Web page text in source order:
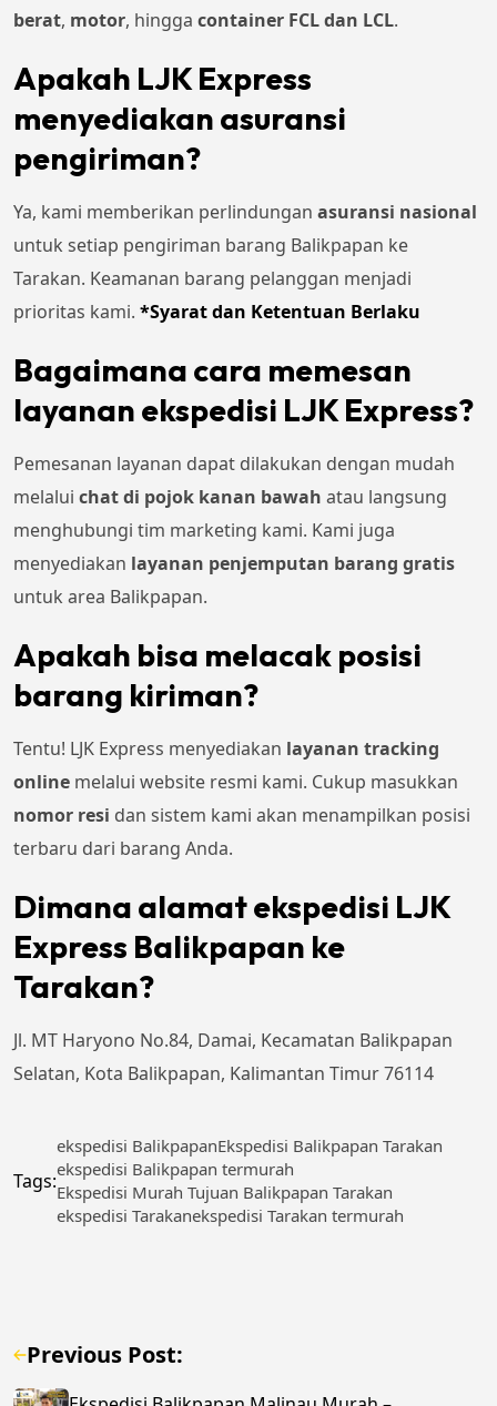
berat, motor, hingga container FCL dan LCL.
Apakah LJK Express
menyediakan asuransi
pengiriman?
Ya, kami memberikan perlindungan asuransi nasional
untuk setiap pengiriman barang Balikpapan ke
Tarakan. Keamanan barang pelanggan menjadi
prioritas kami. *Syarat dan Ketentuan Berlaku
Bagaimana cara memesan
layanan ekspedisi LJK Express?
Pemesanan layanan dapat dilakukan dengan mudah
melalui chat di pojok kanan bawah atau langsung
menghubungi tim marketing kami. Kami juga
menyediakan layanan penjemputan barang gratis
untuk area Balikpapan.
Apakah bisa melacak posisi
barang kiriman?
Tentu! LJK Express menyediakan layanan tracking
online melalui website resmi kami. Cukup masukkan
nomor resi dan sistem kami akan menampilkan posisi
terbaru dari barang Anda.
Dimana alamat ekspedisi LJK
Express Balikpapan ke
Tarakan?
Jl. MT Haryono No.84, Damai, Kecamatan Balikpapan
Selatan, Kota Balikpapan, Kalimantan Timur 76114
Tags:
ekspedisi BalikpapanEkspedisi Balikpapan Tarakan
ekspedisi Balikpapan termurah
Ekspedisi Murah Tujuan Balikpapan Tarakan
ekspedisi Tarakanekspedisi Tarakan termurah
Previous Post: